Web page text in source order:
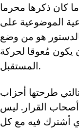
كان ذكرها محرما
الموضوعية على
هو من وضع
يكون مُعوقا لحركة
المستقبل.
طرحتها أحزاب
القرار. ليس
أشترك فيه مع كل